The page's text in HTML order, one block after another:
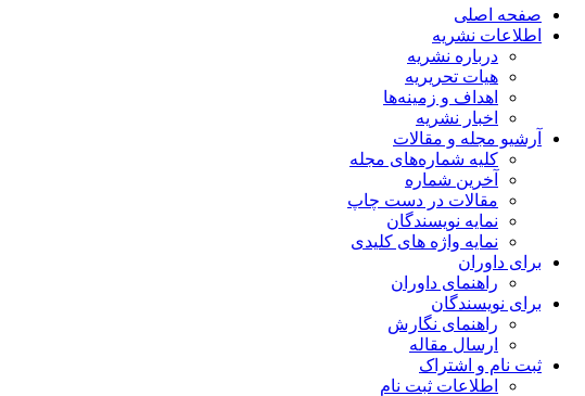
صفحه اصلی
اطلاعات نشریه
درباره نشریه
هیات تحریریه
اهداف و زمینه‌ها
اخبار نشریه
آرشیو مجله و مقالات
کلیه شماره‌های مجله
آخرین شماره
مقالات در دست چاپ
نمایه نویسندگان
نمایه واژه های کلیدی
برای داوران
راهنمای داوران
برای نویسندگان
راهنمای نگارش
ارسال مقاله
ثبت نام و اشتراک
اطلاعات ثبت نام